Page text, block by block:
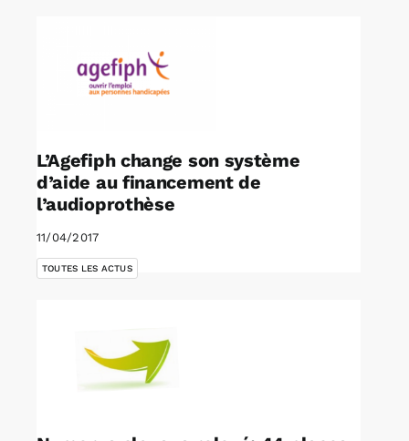
L’Agefiph change son système
d’aide au financement de
l’audioprothèse
11/04/2017
TOUTES LES ACTUS